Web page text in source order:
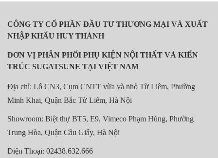
CÔNG TY CỔ PHẦN ĐẦU TƯ THƯƠNG MẠI VÀ XUẤT
NHẬP KHẨU HUY THÀNH
ĐƠN VỊ PHÂN PHỐI PHỤ KIỆN NỘI THẤT VÀ KIẾN
TRÚC SUGATSUNE TẠI VIỆT NAM
Địa chỉ: Lô CN3, Cụm CNTT vừa và nhỏ Từ Liêm, Phường
Minh Khai, Quận Bắc Từ Liêm, Hà Nội
Showroom: Biệt thự BT5, E9, Vimeco Phạm Hùng, Phường
Trung Hòa, Quận Cầu Giấy, Hà Nội
Điện Thoại: 02438.632.666